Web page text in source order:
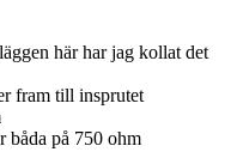
här har jag kollat det
fram till insprutet
båda på 750 ohm